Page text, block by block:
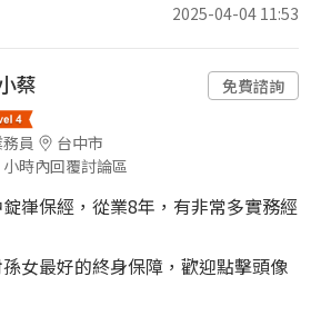
2025-04-04 11:53
蔡
員
台中市
小時內回覆討論區
免費諮詢
嵂保經，從業8年，有非常多實務經
女最好的終身保障，歡迎點擊頭像